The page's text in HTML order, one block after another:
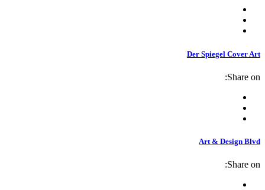
Der Spiegel Cover Art
Share on:
Art & Design Blvd
Share on: